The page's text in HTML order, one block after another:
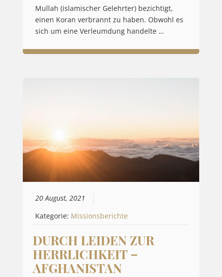
Mullah (islamischer Gelehrter) bezichtigt,
einen Koran verbrannt zu haben. Obwohl es
sich um eine Verleumdung handelte …
20 August, 2021
Kategorie: Missionsberichte
DURCH LEIDEN ZUR
HERRLICHKEIT –
AFGHANISTAN